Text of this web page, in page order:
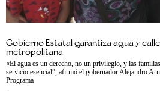
Gobierno Estatal garantiza agua y
metropolitana
«El agua es un derecho, no un privilegio, y las
servicio esencial”, afirmó el gobernador Alejandro
Programa